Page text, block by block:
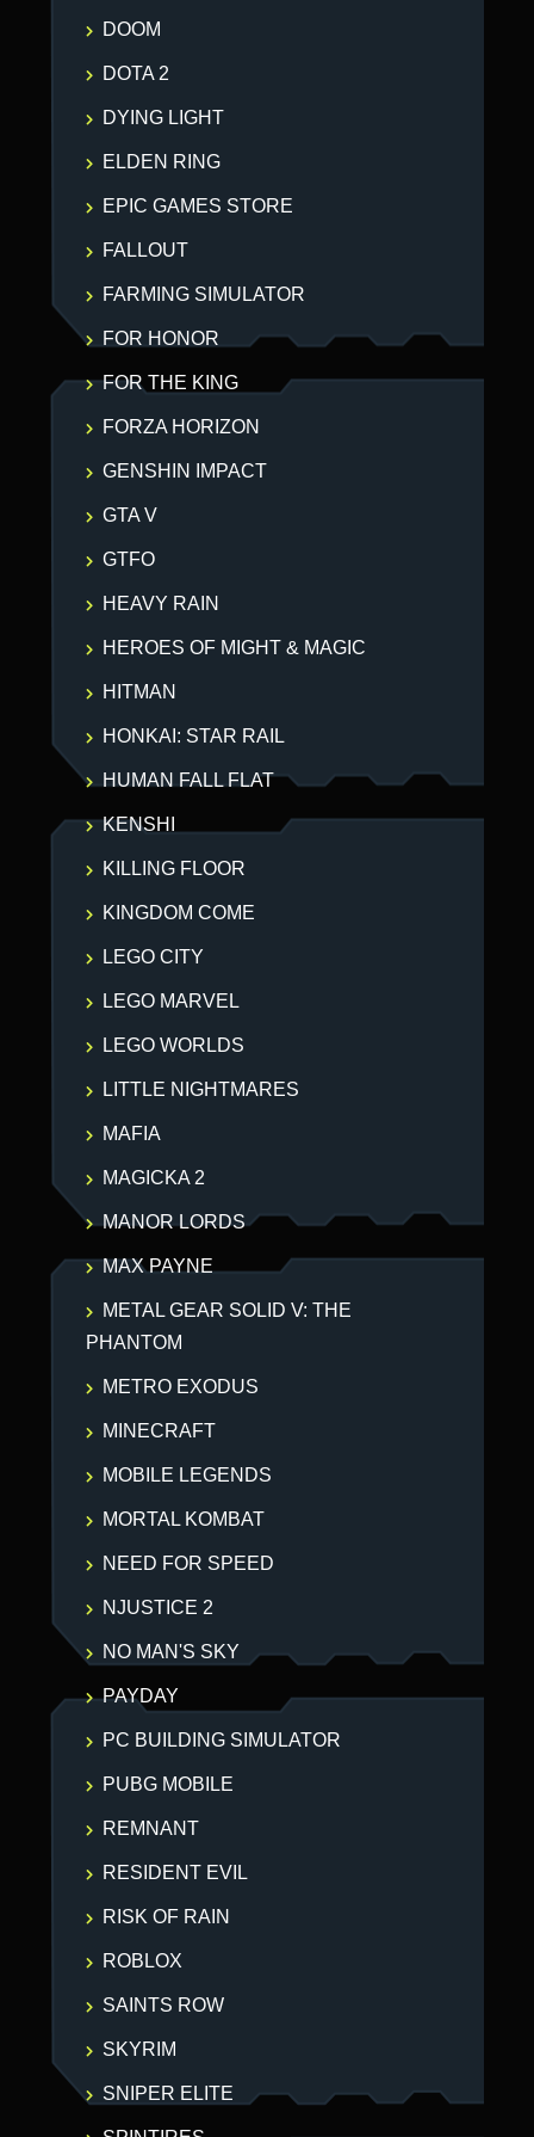
DOOM
DOTA 2
DYING LIGHT
ELDEN RING
EPIC GAMES STORE
FALLOUT
FARMING SIMULATOR
FOR HONOR
FOR THE KING
FORZA HORIZON
GENSHIN IMPACT
GTA V
GTFO
HEAVY RAIN
HEROES OF MIGHT & MAGIC
HITMAN
HONKAI: STAR RAIL
HUMAN FALL FLAT
KENSHI
KILLING FLOOR
KINGDOM COME
LEGO CITY
LEGO MARVEL
LEGO WORLDS
LITTLE NIGHTMARES
MAFIA
MAGICKA 2
MANOR LORDS
MAX PAYNE
METAL GEAR SOLID V: THE
PHANTOM
METRO EXODUS
MINECRAFT
MOBILE LEGENDS
MORTAL KOMBAT
NEED FOR SPEED
NJUSTICE 2
NO MAN'S SKY
PAYDAY
PC BUILDING SIMULATOR
PUBG MOBILE
REMNANT
RESIDENT EVIL
RISK OF RAIN
ROBLOX
SAINTS ROW
SKYRIM
SNIPER ELITE